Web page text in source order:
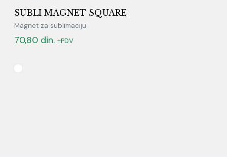
SUBLI MAGNET SQUARE
Magnet za sublimaciju
70,80 din. +PDV